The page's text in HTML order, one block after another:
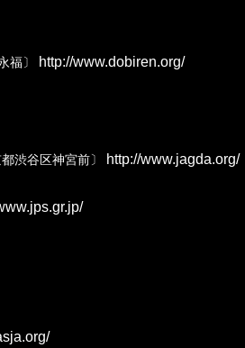
福〕 http://www.dobiren.org/
渋谷区神宮前〕 http://www.jagda.org/